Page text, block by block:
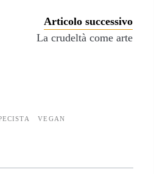
Articolo successivo
La crudeltà come arte
VEGAN